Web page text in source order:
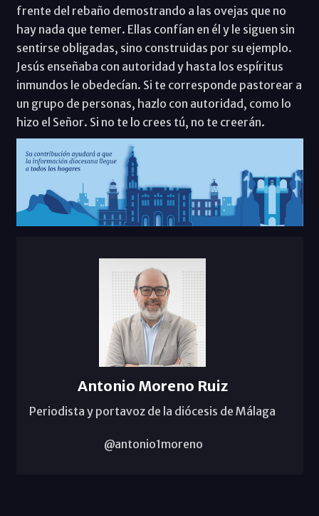
frente del rebaño demostrando a las ovejas que no
hay nada que temer. Ellas confían en él y le siguen sin
sentirse obligadas, sino construidas por su ejemplo.
Jesús enseñaba con autoridad y hasta los espíritus
inmundos le obedecían. Si te corresponde pastorear a
un grupo de personas, hazlo con autoridad, como lo
hizo el Señor. Si no te lo crees tú, no te creerán.
Antonio Moreno Ruiz
Periodista y portavoz de la diócesis de Málaga
@antonio1moreno